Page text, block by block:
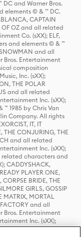
and Warner Bros.
elements © & ™ DC.
CAPTAIN
OF OZ and all related
Co. (sXX); ELF,
and elements © & ™
and all
Bros. Entertainment
composition
Inc. (sXX);
THE POLAR
and all related
Inc. (sXX);
™ 1985 by Chris Van
Company. All rights
IT, IT
THE CONJURING, THE
and all related
Inc. (sXX);
related characters and
CADDYSHACK,
PLAYER ONE,
BRIDE, THE
GIRLS, GOSSIP
MATRIX, MORTAL
and all
Bros. Entertainment
Inc. (sXX);
and all related